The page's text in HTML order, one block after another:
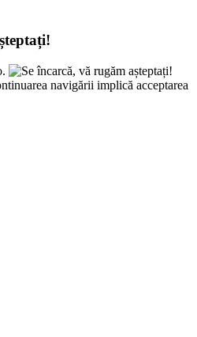
navigării implică acceptarea